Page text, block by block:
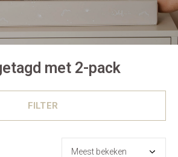
met 2-pack
FILTER